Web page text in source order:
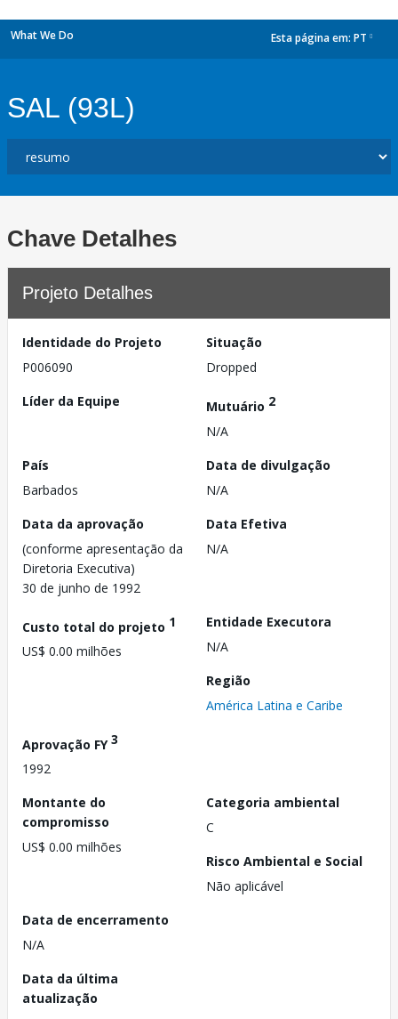
What We Do Esta página em: PT
SAL (93L)
Chave Detalhes
Projeto Detalhes
Identidade do Projeto
P006090
Situação
Dropped
Líder da Equipe
Mutuário 2
N/A
País
Barbados
Data de divulgação
N/A
Data da aprovação
(conforme apresentação da
Diretoria Executiva)
30 de junho de 1992
Data Efetiva
N/A
Custo total do projeto 1
US$ 0.00 milhões
Entidade Executora
N/A
Região
América Latina e Caribe
Aprovação FY3
1992
Montante do
compromisso
US$ 0.00 milhões
Categoria ambiental
C
Risco Ambiental e Social
Não aplicável
Data de encerramento
N/A
Data da última
atualização